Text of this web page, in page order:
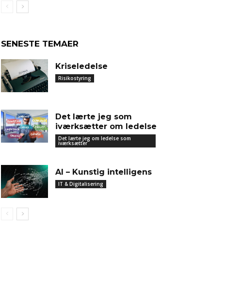
SENESTE TEMAER
Kriseledelse
Risikostyring
Det lærte jeg som
iværksætter om ledelse
Det lærte jeg om ledelse som
iværksætter
AI – Kunstig intelligens
IT & Digitalisering